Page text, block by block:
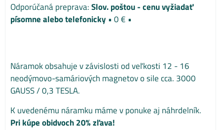
Slov. poštou - cenu vyžiadať
písomne alebo telefonicky •0 € •
Náramok obsahuje v závislosti od veľkosti 12 - 16
neodýmovo-samáriových magnetov o sile cca. 3000
GAUSS / 0,3 TESLA.
K uvedenému náramku máme v ponuke aj náhrdelník.
Pri kúpe obidvoch 20% zľava!